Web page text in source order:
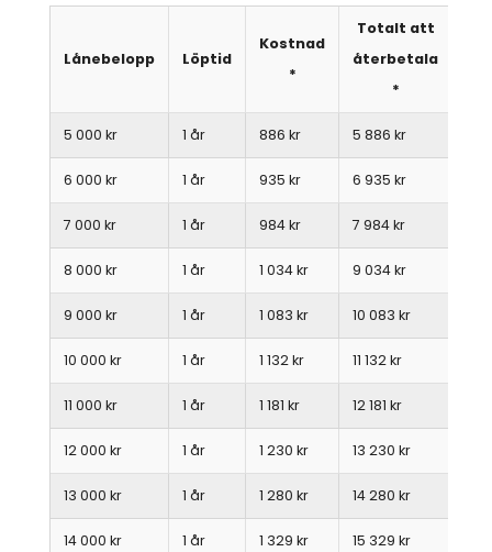
Lånebelopp Löptid
Kostnad
*
Totalt att
återbetala
*
5 000 kr 1 år 886 kr 5 886 kr
6 000 kr 1 år 935 kr 6 935 kr
7 000 kr 1 år 984 kr 7 984 kr
8 000 kr 1 år 1 034 kr 9 034 kr
9 000 kr 1 år 1 083 kr 10 083 kr
10 000 kr 1 år 1 132 kr 11 132 kr
11 000 kr 1 år 1 181 kr 12 181 kr
12 000 kr 1 år 1 230 kr 13 230 kr
13 000 kr 1 år 1 280 kr 14 280 kr
14 000 kr 1 år 1 329 kr 15 329 kr